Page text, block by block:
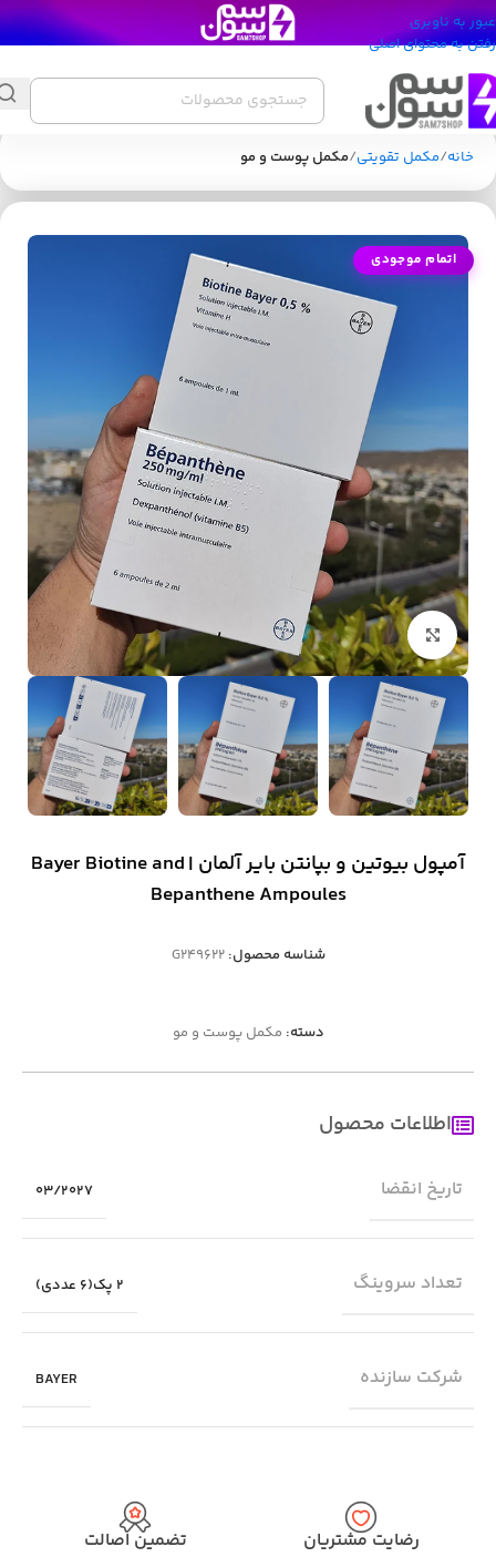
عبور به ناوبری
رفتن به محتوای اصلی
خانه مکمل تقویتی مکمل پوست و مو
اتمام موجودی
بزرگنمایی تصویر
آمپول بیوتین و بپانتن بایر آلمان | Bayer Biotine and
Bepanthene Ampoules
شناسه محصول:G249622
دسته: مکمل پوست و مو
اطلاعات محصول
تاریخ انقضا 03/2027
تعداد سروینگ 2 پک(6 عددی)
شرکت سازنده BAYER
رضایت مشتریان تضمین اصالت